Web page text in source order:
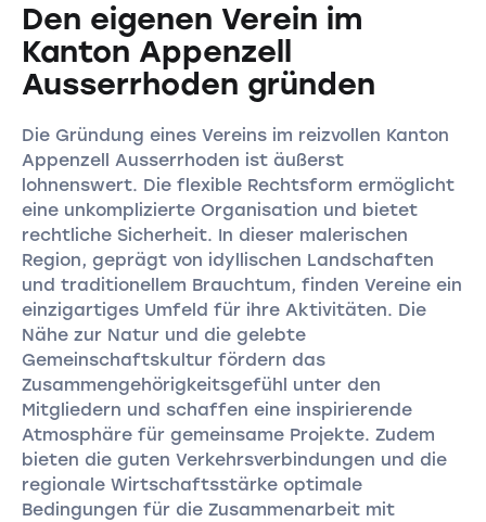
Den eigenen Verein im
Kanton Appenzell
Ausserrhoden gründen
Die Gründung eines Vereins im reizvollen Kanton
Appenzell Ausserrhoden ist äußerst
lohnenswert. Die flexible Rechtsform ermöglicht
eine unkomplizierte Organisation und bietet
rechtliche Sicherheit. In dieser malerischen
Region, geprägt von idyllischen Landschaften
und traditionellem Brauchtum, finden Vereine ein
einzigartiges Umfeld für ihre Aktivitäten. Die
Nähe zur Natur und die gelebte
Gemeinschaftskultur fördern das
Zusammengehörigkeitsgefühl unter den
Mitgliedern und schaffen eine inspirierende
Atmosphäre für gemeinsame Projekte. Zudem
bieten die guten Verkehrsverbindungen und die
regionale Wirtschaftsstärke optimale
Bedingungen für die Zusammenarbeit mit